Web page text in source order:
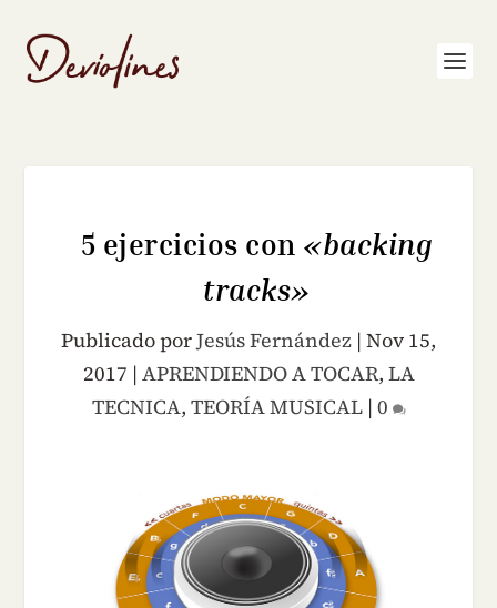
5 ejercicios con «backing
tracks»
Publicado porJesús Fernández | Nov 15,
2017 | APRENDIENDO A TOCAR, LA
TECNICA, TEORÍA MUSICAL| 0